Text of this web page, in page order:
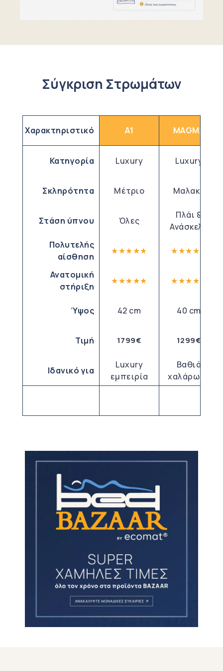
Σύγκριση Στρωμάτων
Χαρακτηριστικό
Κατηγορία
Σκληρότητα
Στάση ύπνου
Πολυτελής
αίσθηση
Ανατομική
στήριξη
Ύψος
Τιμή
Ιδανικό για
A1
Luxury
Μέτριο
Όλες
★★★★★
★★★★★
42 cm
1799€
Luxury
εμπειρία
MAGMA
Luxury
Μαλακό
Πλάι &
Ανάσκελα
★★★★
★★★★
40 cm
1299€
Βαθιά
χαλάρωση